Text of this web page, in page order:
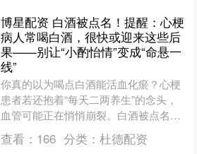
博星配资 白酒被点名！提醒：心梗
病人常喝白酒，很快或迎来这些后
果——别让“小酌怡情”变成“命悬一
线”
你真的以为喝点白酒能活血化瘀？心梗
患者若还抱着“每天二两养生”的念头，
血管可能正在悄悄崩裂。白酒被点名不
是危言耸听，而是无数临床数据敲响的
警钟。为什么有人喝完酒....
查看： 166 分类： 杜德配资